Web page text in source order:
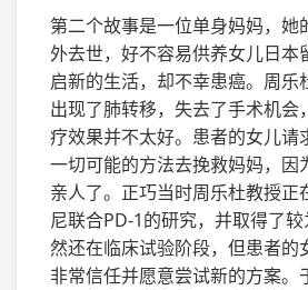
第二个故事是一位单身妈妈，她
外去世，好不容易供养女儿日本
启新的生活，却不幸患癌。周乐
出现了肺转移，失去了手术机会
疗效果并不太好。患者的女儿请
一切可能的方法去挽救妈妈，因
亲人了。正巧当时周乐杜教授正
尼联合PD-1的研究，并取得了
然还在临床试验阶段，但患者的
非常信任并愿意尝试新的方案。